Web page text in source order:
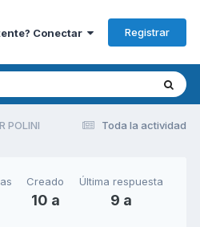
Conectar Registrar
Toda la actividad
POLINI
Creado
10 a
Última respuesta
9 a